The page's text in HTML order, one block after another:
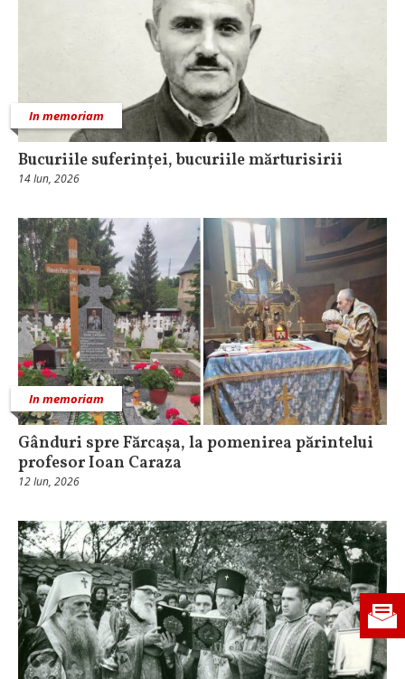
In memoriam
Bucuriile suferinței, bucuriile mărturisirii
14 Iun, 2026
In memoriam
Gânduri spre Fărcașa, la pomenirea părintelui
profesor Ioan Caraza
12 Iun, 2026